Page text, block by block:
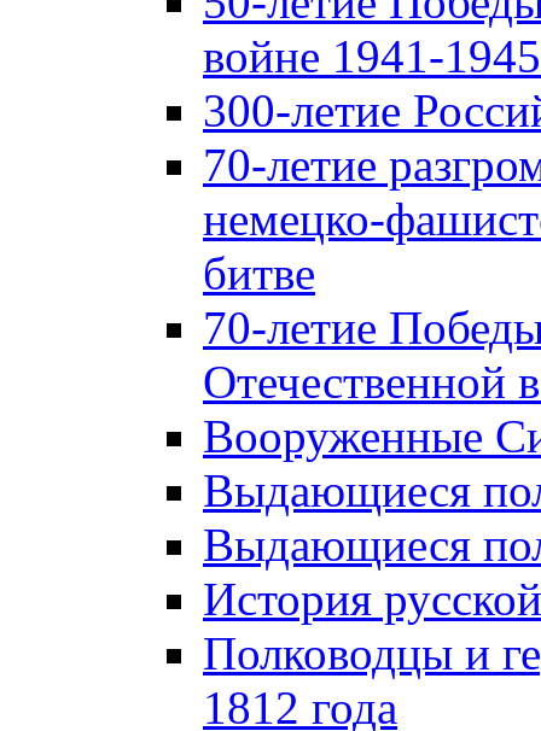
войне 1941-1945
300-летие
70-летие
немецко-
битве
70-летие
Отечественной
Вооруженные
Выдающиеся
Выдающиеся
История
Полководцы и
1812 года